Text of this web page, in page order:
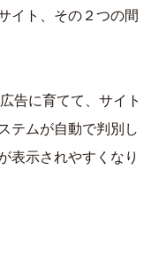
イト、その２つの間
告に育てて、サイト
テムが自動で判別し
表示されやすくなり